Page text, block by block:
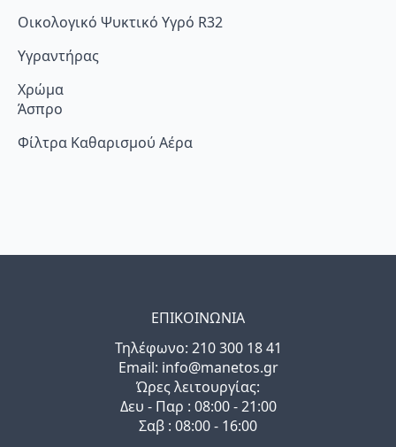
Οικολογικό Ψυκτικό Υγρό R32
Υγραντήρας
Χρώμα
Άσπρο
Φίλτρα Καθαρισμού Αέρα
ΕΠΙΚΟΙΝΩΝΙΑ
Τηλέφωνo: 210 300 18 41
Email: info@manetos.gr
Ώρες λειτουργίας:
Δευ - Παρ : 08:00 - 21:00
Σαβ : 08:00 - 16:00